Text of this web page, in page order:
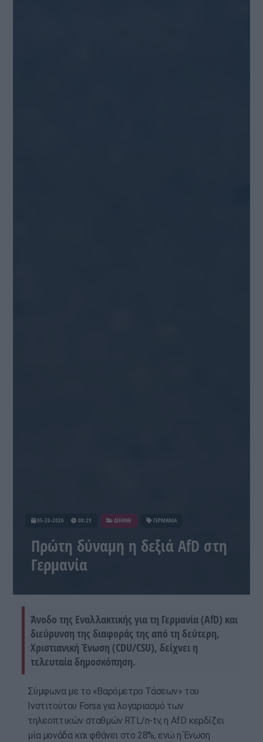
05-20-2026 08:29 ΔΙΕΘΝΗ ΓΕΡΜΑΝΙΑ
Πρώτη δύναμη η δεξιά AfD στη
Γερμανία
Άνοδο της Εναλλακτικής για τη Γερμανία (AfD) και
διεύρυνση της διαφοράς της από τη δεύτερη,
Χριστιανική Ένωση (CDU/CSU), δείχνει η
τελευταία δημοσκόπηση.
Σύμφωνα με το «Βαρόμετρο Τάσεων» του
Ινστιτούτου Forsa για λογαριασμό των
τηλεοπτικών σταθμών RTL/n-tv, η AfD κερδίζει
μία μονάδα και φθάνει στο 28%, ενώ η Ένωση